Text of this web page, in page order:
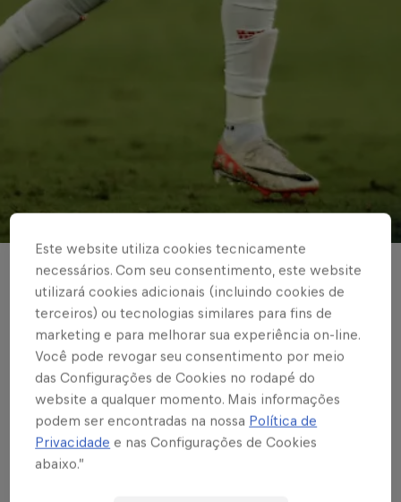
BRASILEIRÃO
Helinho faz mais um
golaço na temporada
em empate do
Red Bull Bragantino
com Cuiabá na Arena
Este website utiliza cookies tecnicamente
necessários. Com seu consentimento, este website
utilizará cookies adicionais (incluindo cookies de
terceiros) ou tecnologias similares para fins de
marketing e para melhorar sua experiência on-line.
Você pode revogar seu consentimento por meio
das Configurações de Cookies no rodapé do
website a qualquer momento. Mais informações
podem ser encontradas na nossa Política de
Privacidade e nas Configurações de Cookies
abaixo.”